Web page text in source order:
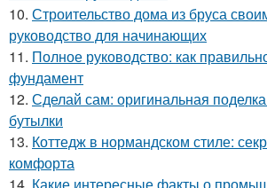
10. Строительство дома из бруса
руководство для начинающих
11. Полное руководство: как
фундамент
12. Сделай сам: оригинальная
бутылки
13. Коттедж в нормандском стиле:
комфорта